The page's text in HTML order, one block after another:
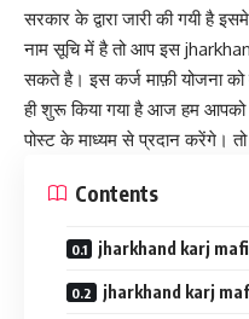
सरकार के द्वारा जारी की गयी है
नाम सूचि में है तो आप इस
सकते है। इस कर्ज माफ़ी योजना को
ही शुरू किया गया है आज हम
पोस्ट के माध्यम से प्रदान करेंगे।
Contents
jharkhand karj
jharkhand karj